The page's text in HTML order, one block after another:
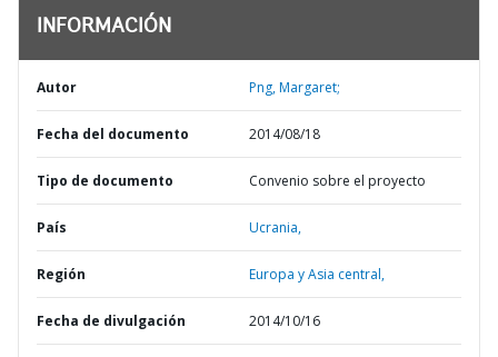
INFORMACIÓN
Autor Png, Margaret;
Fecha del documento 2014/08/18
Tipo de documento Convenio sobre el proyecto
País Ucrania,
Región Europa y Asia central,
Fecha de divulgación 2014/10/16